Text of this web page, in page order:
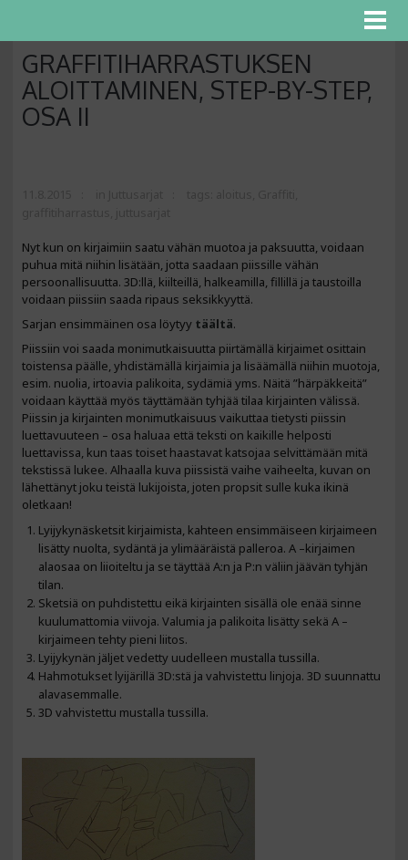
GRAFFITIHARRASTUKSEN
ALOITTAMINEN, STEP-BY-STEP,
OSA II
Nyt kun on kirjaimiin saatu vähän muotoa ja paksuutta, voidaan
puhua mitä niihin lisätään, jotta saadaan piissille vähän
persoonallisuutta. 3D:llä, kiilteillä, halkeamilla, fillillä ja taustoilla
voidaan piissiin saada ripaus seksikkyyttä.
Sarjan ensimmäinen osa löytyy täältä.
Piissiin voi saada monimutkaisuutta piirtämällä kirjaimet osittain
toistensa päälle, yhdistämällä kirjaimia ja lisäämällä niihin muotoja,
esim. nuolia, irtoavia palikoita, sydämiä yms. Näitä ”härpäkkeitä”
voidaan käyttää myös täyttämään tyhjää tilaa kirjainten välissä.
Piissin ja kirjainten monimutkaisuus vaikuttaa tietysti piissin
luettavuuteen – osa haluaa että teksti on kaikille helposti
luettavissa, kun taas toiset haastavat katsojaa selvittämään mitä
tekstissä lukee. Alhaalla kuva piissistä vaihe vaiheelta, kuvan on
lähettänyt joku teistä lukijoista, joten propsit sulle kuka ikinä
oletkaan!
Lyijykynäsketsit kirjaimista, kahteen ensimmäiseen kirjaimeen
lisätty nuolta, sydäntä ja ylimääräistä palleroa. A –kirjaimen
alaosaa on liioiteltu ja se täyttää A:n ja P:n väliin jäävän tyhjän
tilan.
Sketsiä on puhdistettu eikä kirjainten sisällä ole enää sinne
kuulumattomia viivoja. Valumia ja palikoita lisätty sekä A –
kirjaimeen tehty pieni liitos.
Lyijykynän jäljet vedetty uudelleen mustalla tussilla.
Hahmotukset lyijärillä 3D:stä ja vahvistettu linjoja. 3D suunnattu
alavasemmalle.
3D vahvistettu mustalla tussilla.